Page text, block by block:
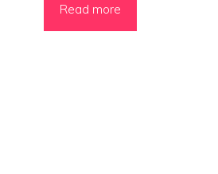
Read more